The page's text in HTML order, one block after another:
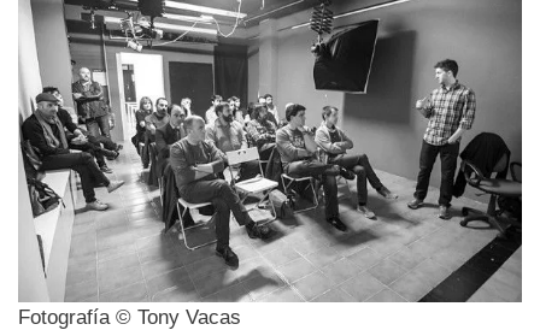
Fotografía © Tony Vacas